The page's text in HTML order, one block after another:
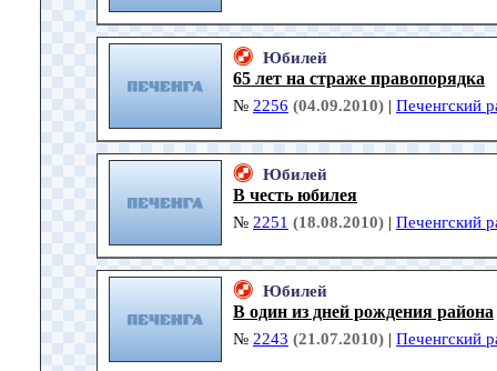
Юбилей
65 лет на страже правопорядка
№ 2256 (04.09.2010) | Печенгский
Юбилей
В честь юбилея
№ 2251 (18.08.2010) | Печенгский
Юбилей
В один из дней рождения района
№ 2243 (21.07.2010) | Печенгский